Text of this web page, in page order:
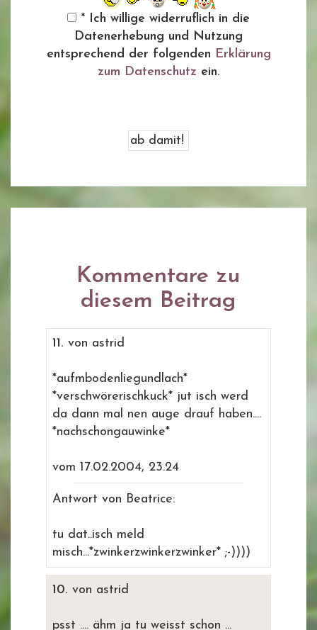
* Ich willige widerruflich in die
Datenerhebung und Nutzung
entsprechend der folgenden Erklärung
zum Datenschutz ein.
Kommentare zu
diesem Beitrag
11. von astrid
*aufmbodenliegundlach*
*verschwörerischkuck* jut isch werd
da dann mal nen auge drauf haben....
*nachschongauwinke*
vom 17.02.2004, 23.24
Antwort von Beatrice:
tu dat..isch meld
misch...*zwinkerzwinkerzwinker* ;-))))
10. von astrid
psst .... ähm ja tu weisst schon ...